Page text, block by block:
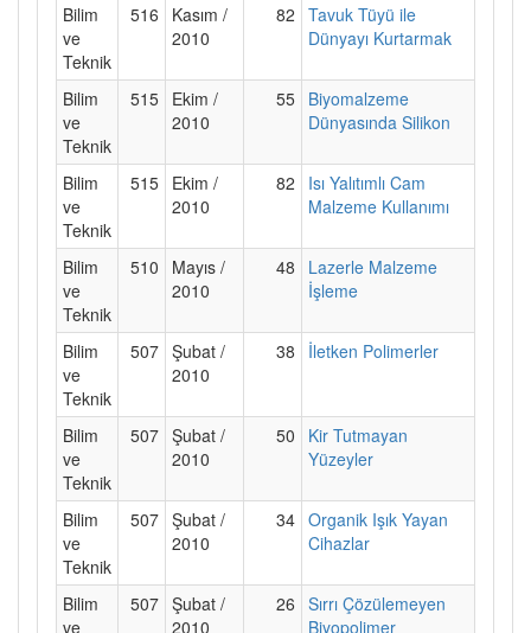
Bilim
ve
Teknik
516
Kasım /
2010
82 Tavuk Tüyü ile
Dünyayı Kurtarmak
Bilim
ve
Teknik
515 Ekim /
2010
55 Biyomalzeme
Dünyasında Silikon
Bilim
ve
Teknik
515 Ekim /
2010
82
Isı Yalıtımlı Cam
Malzeme Kullanımı
Bilim
ve
Teknik
510
Mayıs /
2010
48
Lazerle Malzeme
İşleme
Bilim
ve
Teknik
507 Şubat /
2010
38 İletken Polimerler
Bilim
ve
Teknik
507 Şubat /
2010
50
Kir Tutmayan
Yüzeyler
Bilim
ve
Teknik
507 Şubat /
2010
34 Organik Işık Yayan
Cihazlar
Bilim
ve
507 Şubat /
2010
26 Sırrı Çözülemeyen
Biyopolimer